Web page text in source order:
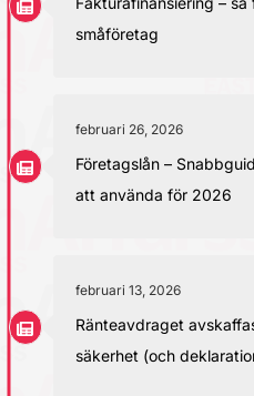
småföretag
februari 26, 2026
Företagslån –
att använda för 2026
februari 13, 2026
Ränteavdraget
säkerhet (och